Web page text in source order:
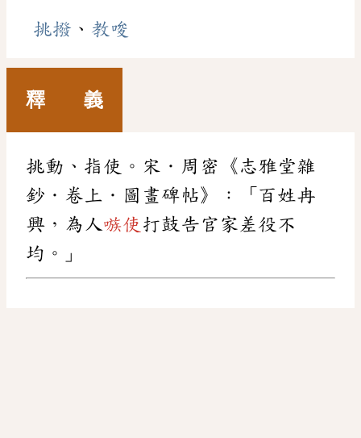
挑撥 、 教唆
釋 義
挑動、指使。宋．周密《志雅堂雜
鈔．卷上．圖畫碑帖》：「百姓冉
興，為人嗾使 打鼓告官家差役不
均。」